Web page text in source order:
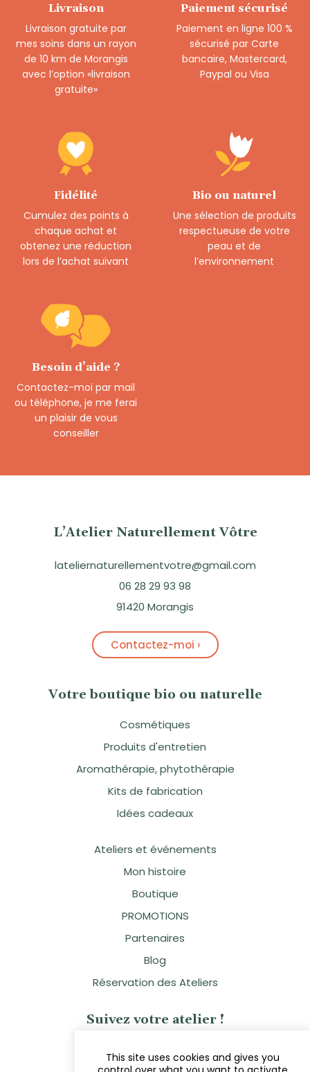
Livraison
Livraison gratuite par
mes soins dans un rayon
de 10 km de Morangis
avec l’option «livraison
gratuite»
Paiement sécurisé
Paiement en ligne 100 %
sécurisé par Carte
bancaire, Mastercard,
Paypal ou Visa
Fidélité
Cumulez des points à
chaque achat et
obtenez une réduction
lors de l’achat suivant
Bio ou naturel
Une sélection de produits
respectueuse de votre
peau et de
l’environnement
Besoin d’aide ?
Contactez-moi par mail
ou téléphone, je me ferai
un plaisir de vous
conseiller
L’Atelier Naturellement Vôtre
lateliernaturellementvotre@gmail.com
06 28 29 93 98
91420 Morangis
Contactez-moi ›
Votre boutique bio ou naturelle
Cosmétiques
Produits d'entretien
Aromathérapie, phytothérapie
Kits de fabrication
Idées cadeaux
Ateliers et événements
Mon histoire
Boutique
PROMOTIONS
Partenaires
Blog
Réservation des Ateliers
Suivez votre atelier !
This site uses cookies and gives you